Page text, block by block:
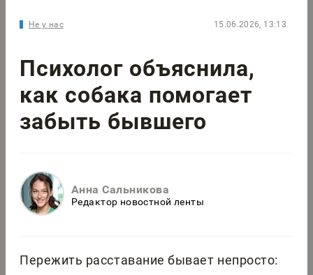
Не у нас 15.06.2026, 13:13
Психолог объяснила,
как собака помогает
забыть бывшего
Анна Сальникова
Редактор новостной ленты
Пережить расставание бывает непросто: